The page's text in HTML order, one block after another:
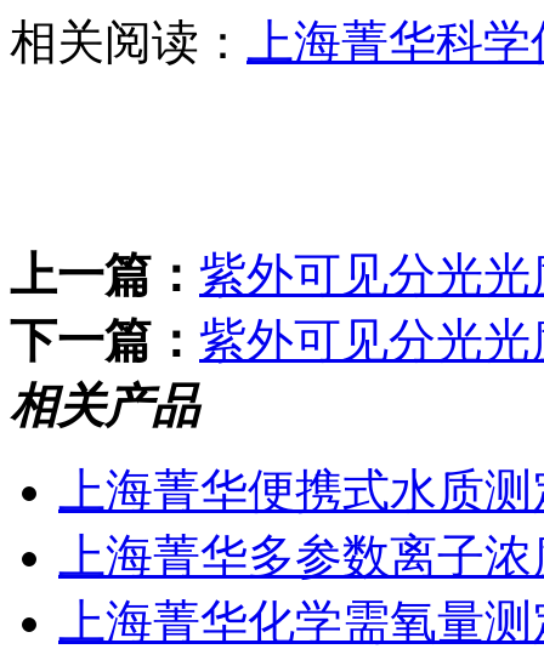
相关阅读： 上海菁华科
上一篇： 紫外可见分光
下一篇： 紫外可见分光
相关产品
上海菁华便携式水质
上海菁华多参数离子
上海菁华化学需氧量